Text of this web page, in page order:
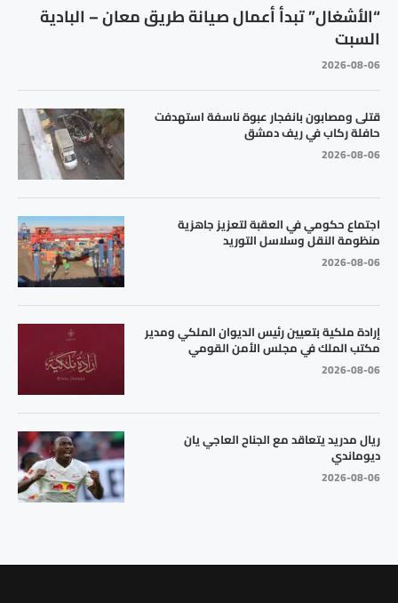
“الأشغال” تبدأ أعمال صيانة طريق معان – البادية
السبت
2026-08-06
قتلى ومصابون بانفجار عبوة ناسفة استهدفت
حافلة ركاب في ريف دمشق
2026-08-06
اجتماع حكومي في العقبة لتعزيز جاهزية
منظومة النقل وسلاسل التوريد
2026-08-06
إرادة ملكية بتعيين رئيس الديوان الملكي ومدير
مكتب الملك في مجلس الأمن القومي
2026-08-06
ريال مدريد يتعاقد مع الجناح العاجي يان
ديوماندي
2026-08-06